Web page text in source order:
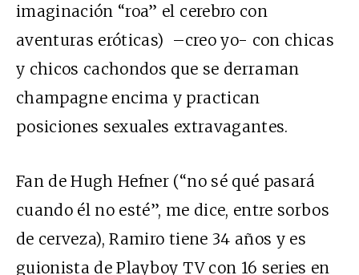
imaginación “roa” el cerebro con
aventuras eróticas) –creo yo- con chicas
y chicos cachondos que se derraman
champagne encima y practican
posiciones sexuales extravagantes.
Fan de Hugh Hefner (“no sé qué pasará
cuando él no esté”, me dice, entre sorbos
de cerveza), Ramiro tiene 34 años y es
guionista de Playboy TV con 16 series en